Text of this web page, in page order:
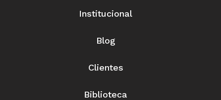
Institucional
Blog
Clientes
Biblioteca